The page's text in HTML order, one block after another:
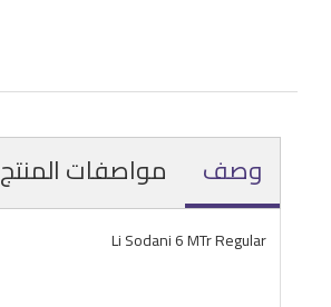
وصف مواصفات المنتج
Li Sodani 6 MTr Regular